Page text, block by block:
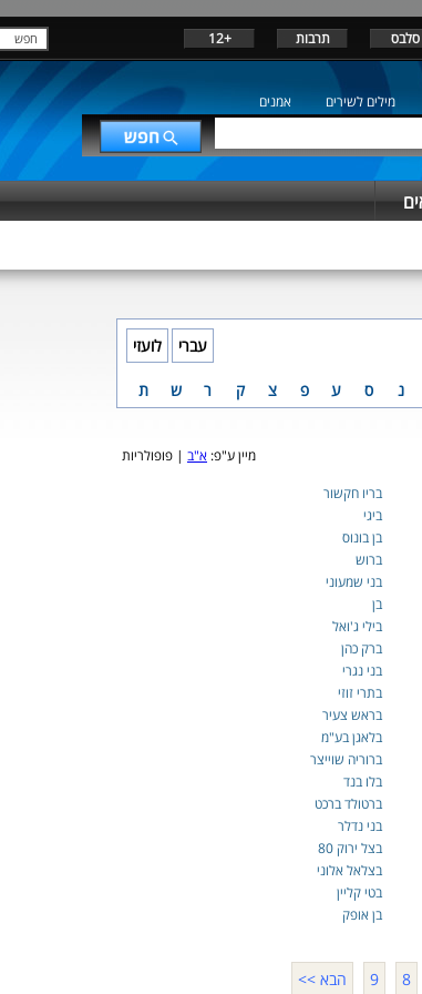
סלבס תרבות +12
מילים לשירים אמנים
עברי לועזי
נ ס ע פ צ ק ר ש ת
מיין ע"פ: א"ב | פופולריות
בריו חקשור
ביגי
בן בונוס
ברוש
בני שמעוני
בן
בילי ג'ואל
ברק כהן
בני נגרי
בתרי זוזי
בראש צעיר
בלאגן בע"מ
ברוריה שוייצר
בלו בנד
ברטולד ברכט
בני נדלר
בצל ירוק 80
בצלאל אלוני
בטי קליין
בן אופק
8
9 הבא >>